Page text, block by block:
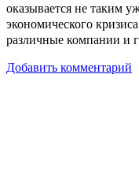
оказывается не таким
экономического
различные компании и
Добавить комментарий